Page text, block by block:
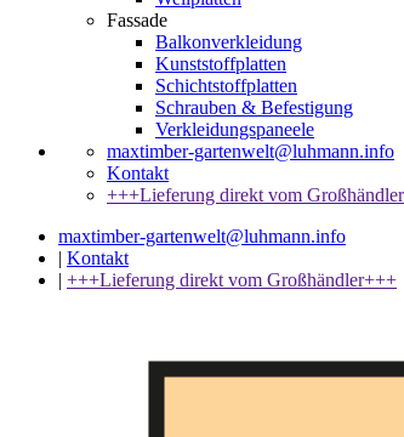
Fassade
Balkonverkleidung
Kunststoffplatten
Schichtstoffplatten
Schrauben & Befestigung
Verkleidungspaneele
maxtimber-gartenwelt@luhmann.info
Kontakt
+++Lieferung direkt vom
maxtimber-gartenwelt@luhmann.info
| Kontakt
| +++Lieferung direkt vom Großhändler+++